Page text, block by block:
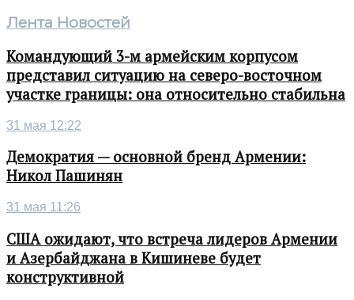
Лента Новостей
Командующий 3-м армейским корпусом
представил ситуацию на северо-восточном
участке границы: она относительно стабильна
31 мая 12:22
Демократия — основной бренд Армении:
Никол Пашинян
31 мая 11:26
США ожидают, что встреча лидеров Армении
и Азербайджана в Кишиневе будет
конструктивной